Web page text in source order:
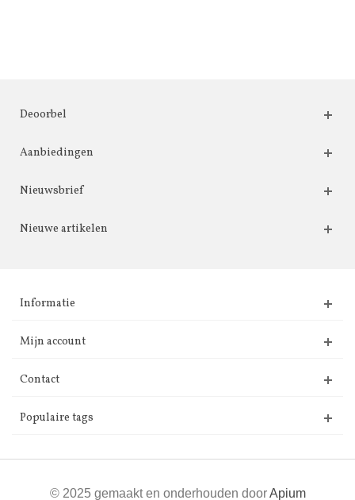
Deoorbel
Aanbiedingen
Nieuwsbrief
Nieuwe artikelen
Informatie
Mijn account
Contact
Populaire tags
© 2025 gemaakt en onderhouden door Apium